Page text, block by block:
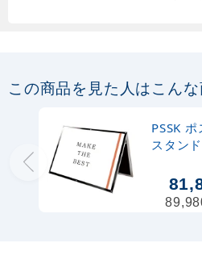
この商品を見た人はこん
PSSK
スタン
ブラッ
ー 両面